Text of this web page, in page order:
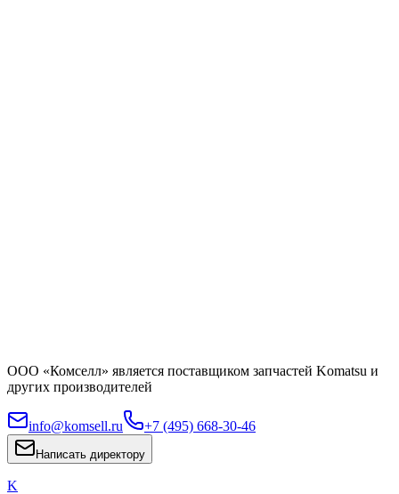
ООО «Комселл» является поставщиком запчастей Komatsu и
других производителей
info@komsell.ru +7 (495) 668-30-46
Написать директору
K